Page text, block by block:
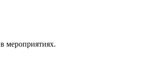
мероприятиях.